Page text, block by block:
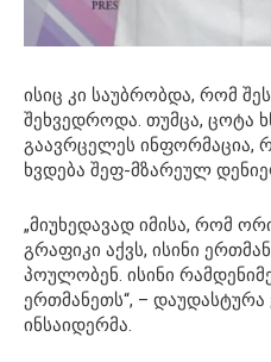
ისიც კი საუბრობდა, რომ
შეხვედროდა. თუმცა, ცოტა
გაავრცელეს ინფორმაცია,
ხვდება შეფ-მზარეულ
„მიუხედავად იმისა, რომ
გრაფიკი აქვს, ისინი
პოულობენ. ისინი
ერთმანეთს“, –
ინსაიდერმა.